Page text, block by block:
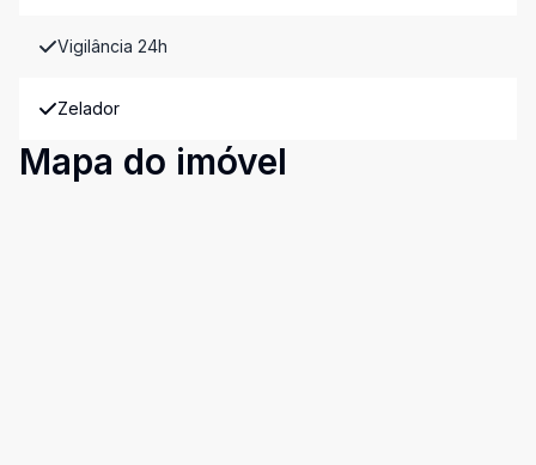
Vigilância 24h
Zelador
Mapa do imóvel